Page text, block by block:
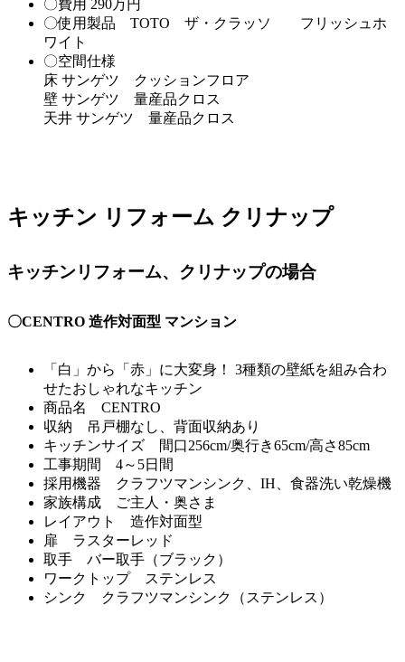
〇費用 290万円
〇使用製品 TOTO ザ・クラッソ フリッシュホ
ワイト
〇空間仕様
床 サンゲツ クッションフロア
壁 サンゲツ 量産品クロス
天井 サンゲツ 量産品クロス
キッチン リフォーム クリナップ
キッチンリフォーム、クリナップの場合
〇CENTRO 造作対面型 マンション
「白」から「赤」に大変身！ 3種類の壁紙を組み合わ
せたおしゃれなキッチン
商品名 CENTRO
収納 吊戸棚なし、背面収納あり
キッチンサイズ 間口256cm/奥行き65cm/高さ85cm
工事期間 4～5日間
採用機器 クラフツマンシンク、IH、食器洗い乾燥機
家族構成 ご主人・奥さま
レイアウト 造作対面型
扉 ラスターレッド
取手 バー取手（ブラック）
ワークトップ ステンレス
シンク クラフツマンシンク（ステンレス）